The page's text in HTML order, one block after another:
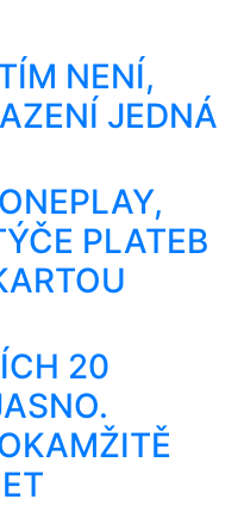
NENÍ,
JEDNÁ
PLATEB
20